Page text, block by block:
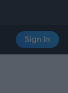
Sign In